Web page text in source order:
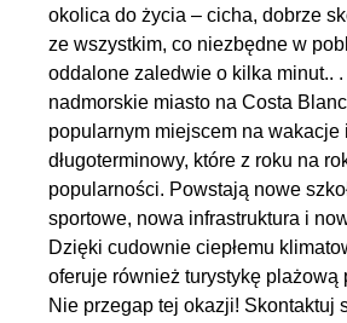
okolica do życia – cicha, dobrze
ze wszystkim, co niezbędne w
oddalone zaledwie o kilka minut.. .
nadmorskie miasto na Costa
popularnym miejscem na wakacje
długoterminowy, które z roku na
popularności. Powstają nowe
sportowe, nowa infrastruktura i
Dzięki cudownie ciepłemu
oferuje również turystykę plażową
Nie przegap tej okazji! Skontaktuj